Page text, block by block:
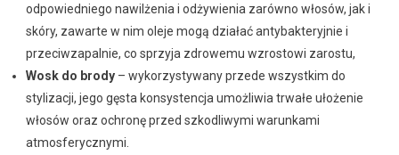
odpowiedniego nawilżenia i odżywienia zarówno włosów, jak i
skóry, zawarte w nim oleje mogą działać antybakteryjnie i
przeciwzapalnie, co sprzyja zdrowemu wzrostowi zarostu,
Wosk do brody– wykorzystywany przede wszystkim do
stylizacji, jego gęsta konsystencja umożliwia trwałe ułożenie
włosów oraz ochronę przed szkodliwymi warunkami
atmosferycznymi.